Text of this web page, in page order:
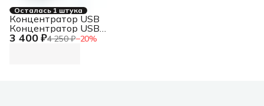
Осталась 1 штука
3 400 ₽4 250 ₽−20%
Концентратор USB
Концентратор USB
3.0, 7xUSB 3.0,